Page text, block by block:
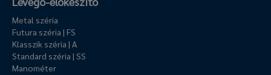
Metal széria
Futura széria | FS
Klasszik széria | A
Standard széria | SS
Manométer